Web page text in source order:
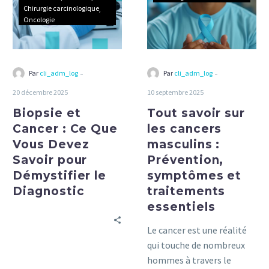
Ce
Que
Vous
Devez
Démystifier
le
Diagnostic
Chirurgie carcinologique
Oncologie
Par cli_adm_log -
20 décembre 2025
Biopsie et
Cancer : Ce Que
Vous Devez
Savoir pour
Démystifier le
Diagnostic
cancers
masculins
:
Prévention,
traitements
essentiels
Par cli_adm_log -
10 septembre 2025
Tout savoir sur
les cancers
masculins :
Prévention,
symptômes et
traitements
essentiels
Le cancer est une réalité
qui touche de nombreux
hommes à travers le